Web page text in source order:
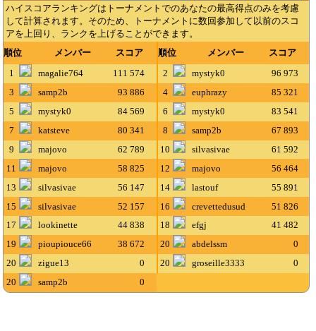
ハイスコアランキングはトーナメントでのあなたの最高得点のみを考慮
して計算されます。そのため、トーナメントに数回参加して以前のスコ
アを上回り、ランクを上げることができます。
順位
メンバー スコア 順位 メンバー
スコア
1
magalie764 111 574 2 mystyk0
96 973
3
samp2b 93 886 4 euphrazy
85 321
5
mystyk0 84 569 6 mystyk0
83 541
7
katsteve 80 341 8 samp2b
67 893
9
majovo 62 789 10 silvasivae
61 592
11
majovo 58 825 12 majovo
56 464
13
silvasivae 56 147 14 lastouf
55 891
15
silvasivae 52 157 16 crevettedusud
51 826
17
lookinette 44 838 18 efgj
41 482
19
pioupiouce66 38 672 20 abdelssm
0
20
zigue13 0 20 groseille3333
0
20
samp2b 0